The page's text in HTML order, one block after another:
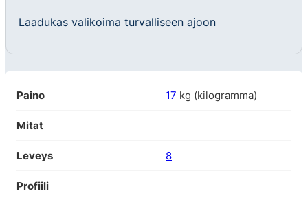
Laadukas valikoima turvalliseen ajoon
Paino 17 kg (kilogramma)
Mitat
Leveys 8
Profiili